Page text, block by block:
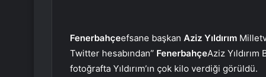
Fenerbahçeefsane başkan Aziz Yıldırım
Twitter hesabından” FenerbahçeAziz
fotoğrafta Yıldırım’ın çok kilo verdiği görüldü.